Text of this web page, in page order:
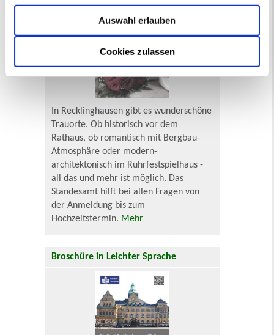
Cookies zulassen
Auswahl erlauben
In Recklinghausen gibt es wunderschöne
Trauorte. Ob historisch vor dem
Rathaus, ob romantisch mit Bergbau-
Atmosphäre oder modern-
architektonisch im Ruhrfestspielhaus -
all das und mehr ist möglich. Das
Standesamt hilft bei allen Fragen von
der Anmeldung bis zum
Hochzeitstermin. Mehr
Broschüre in Leichter Sprache